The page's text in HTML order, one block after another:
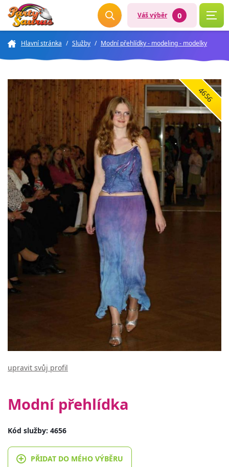
Váš výběr 0
Hlavní stránka / Služby / Modní přehlídky - modeling - modelky
4656
upravit svůj profil
Modní přehlídka
Kód služby: 4656
PŘIDAT DO MÉHO VÝBĚRU